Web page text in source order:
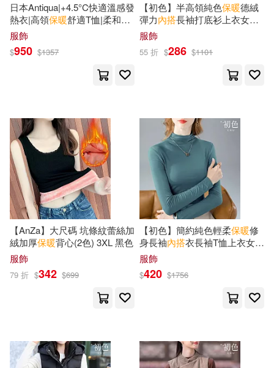
日本Antiqua|+4.5°C快適溫感發
熱衣|高領保暖舒適T恤|柔和氣
質|簡約設計|可單穿可當
加長袖拉長比例 L 白色
服飾
$950 $1357
【初色】半高領純色保暖德絨
彈力內搭長袖打底衫上衣女上
衣-共6色-39465(M-4XL可選) M
白色
服飾
55 折 $286 $1101
【AnZa】大尺碼 坑條紋蕾絲加
絨加厚保暖背心(2色) 3XL 黑色
服飾
79 折 $342 $699
【初色】簡約純色輕柔保暖修
身長袖內搭衣長袖T恤上衣女上
衣-4款任選-16851(M-2XL可選)
2XL C.橄欖綠
服飾
$420 $1756